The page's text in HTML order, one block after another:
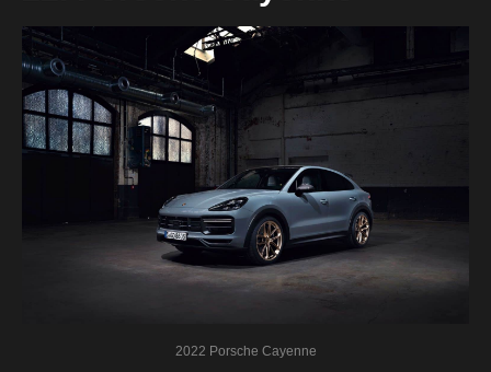
2022 Porsche Cayenne